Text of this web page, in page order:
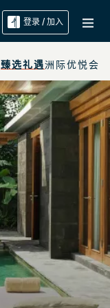
登录 / 加入
臻选礼遇洲际优悦会